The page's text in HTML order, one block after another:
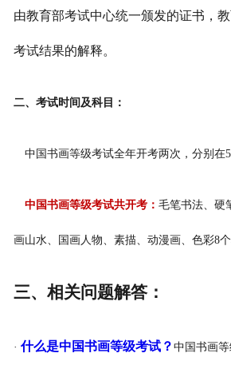
由教育部考试中心统一颁发的证书，
考试结果的解释。
二、考试时间及科目：
中国书画等级考试全年开考两次，分别在5
中国书画等级考试共开考： 毛笔书法、硬
画山水、国画人物、素描、动漫画、色彩8个
三、相关问题解答：
· 什么是中国书画等级考试？ 中国书画